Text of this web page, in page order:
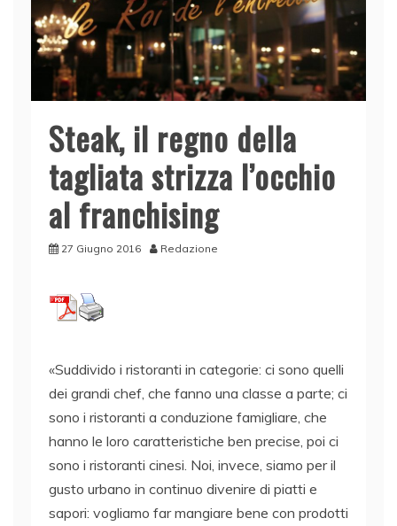
Steak, il regno della
tagliata strizza l’occhio
al franchising
27 Giugno 2016 Redazione
«Suddivido i ristoranti in categorie: ci sono quelli
dei grandi chef, che fanno una classe a parte; ci
sono i ristoranti a conduzione famigliare, che
hanno le loro caratteristiche ben precise, poi ci
sono i ristoranti cinesi. Noi, invece, siamo per il
gusto urbano in continuo divenire di piatti e
sapori: vogliamo far mangiare bene con prodotti